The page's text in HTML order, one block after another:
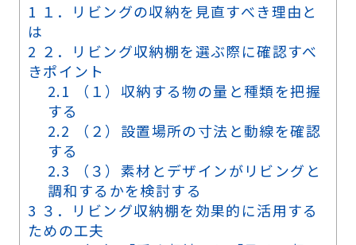
1 １．リビングの収納を見直すべき理由と
は
2 ２．リビング収納棚を選ぶ際に確認すべ
きポイント
2.1 （１）収納する物の量と種類を把握
する
2.2 （２）設置場所の寸法と動線を確認
する
2.3 （３）素材とデザインがリビングと
調和するかを検討する
3 ３．リビング収納棚を効果的に活用する
ための工夫